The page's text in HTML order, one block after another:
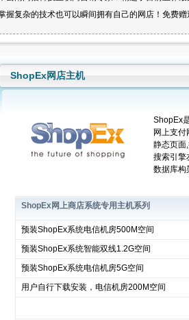
握复杂的技术也可以瞬间拥有自己的网店！免费赠
ShopEx网店主机
ShopEx
网上支
静态页面
搜索引擎
数据库构
ShopEx网上商店系统专用主机系列
预装ShopEx系统电信机房500M空间
预装ShopEx系统智能双线1.2G空间
预装ShopEx系统电信机房5G空间
用户自行下载安装，电信机房200M空间